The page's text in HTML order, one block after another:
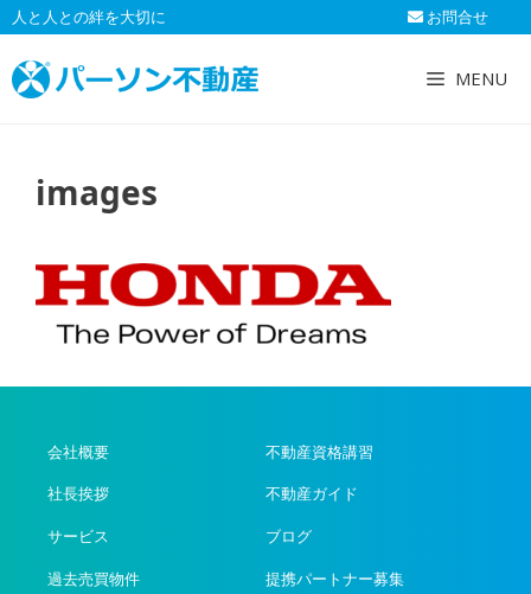
コ
ン
テ
ン
人と人との絆を大切に お問合せ
MENU
images
会社概要
社長挨拶
サービス
過去売買物件
不動産資格講習
不動産ガイド
ブログ
提携パートナー募集